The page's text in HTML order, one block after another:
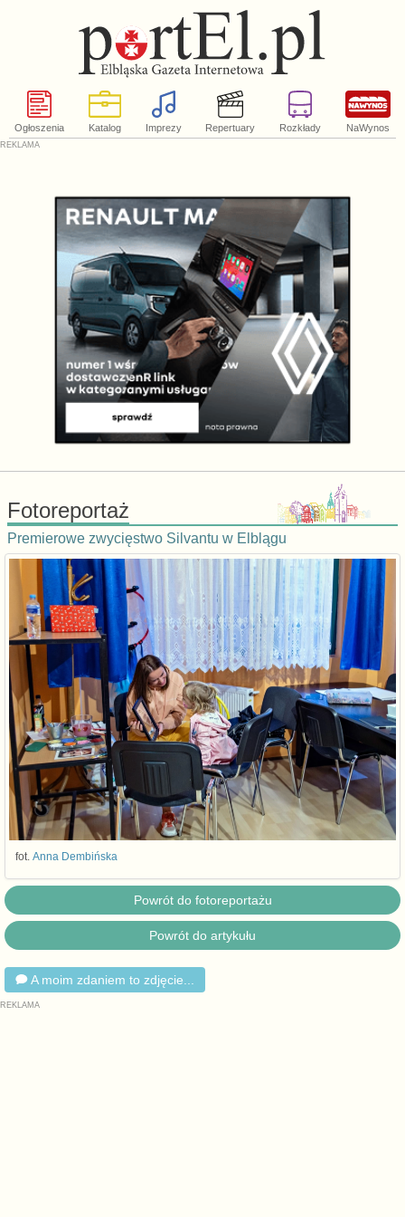
Ogłoszenia Katalog Imprezy Repertuary Rozkłady NaWynos
Fotoreportaż
Premierowe zwycięstwo Silvantu w Elblągu
fot. Anna Dembińska
Powrót do fotoreportażu
Powrót do artykułu
A moim zdaniem to zdjęcie...